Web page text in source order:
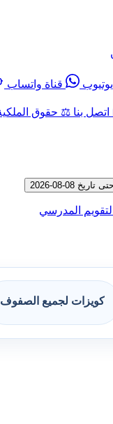
قناة واتساب
اتصل بنا ⚖️ حقوق
08-2026
التقويم المدرسي
كويزات لجميع الصفوف